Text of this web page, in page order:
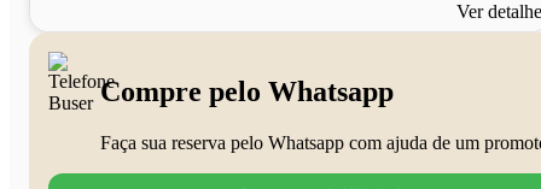
Ver
Compre pelo Whatsapp
Faça sua reserva pelo Whatsapp com ajuda de um